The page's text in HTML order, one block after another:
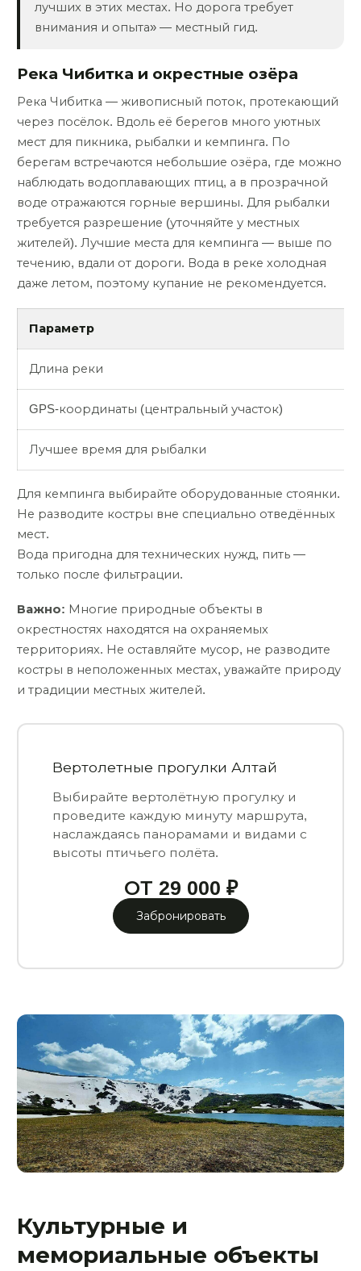
лучших в этих местах. Но дорога требует
внимания и опыта» — местный гид.
Река Чибитка и окрестные озёра
Река Чибитка — живописный поток, протекающий
через посёлок. Вдоль её берегов много уютных
мест для пикника, рыбалки и кемпинга. По
берегам встречаются небольшие озёра, где можно
наблюдать водоплавающих птиц, а в прозрачной
воде отражаются горные вершины. Для рыбалки
требуется разрешение (уточняйте у местных
жителей). Лучшие места для кемпинга — выше по
течению, вдали от дороги. Вода в реке холодная
даже летом, поэтому купание не рекомендуется.
Параметр
Длина реки
GPS-координаты (центральный участок)
Лучшее время для рыбалки
Для кемпинга выбирайте оборудованные стоянки.
Не разводите костры вне специально отведённых
мест.
Вода пригодна для технических нужд, пить —
только после фильтрации.
Важно: Многие природные объекты в
окрестностях находятся на охраняемых
территориях. Не оставляйте мусор, не разводите
костры в неположенных местах, уважайте природу
и традиции местных жителей.
Вертолетные прогулки Алтай
Выбирайте вертолётную прогулку и
проведите каждую минуту маршрута,
наслаждаясь панорамами и видами с
высоты птичьего полёта.
ОТ 29 000 ₽
Забронировать
Культурные и
мемориальные объекты